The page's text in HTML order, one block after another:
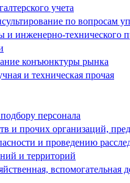
учета
по вопросам
и инженерно-
конъюнктуры рынка
и техническая прочая
персонала
и прочих организаций,
и проведению
и территорий